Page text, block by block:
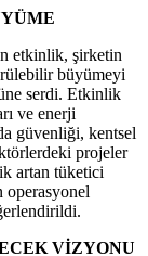
etkinlik, şirketin
büyümeyi
serdi. Etkinlik
ve enerji
güvenliği, kentsel
projeler
artan tüketici
operasyonel
VİZYONU